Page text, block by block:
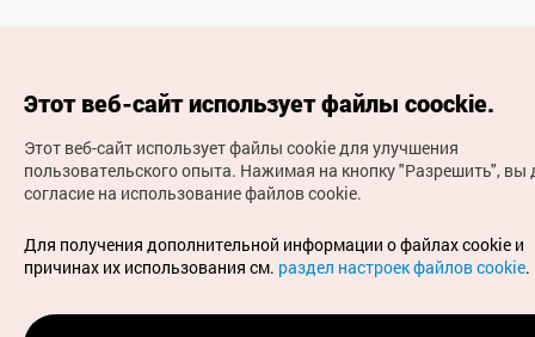
(с) Национальная организация туризма Кореи Все
права защищены
Для извещения об ошибках и проблемах, связанных с
работой веб-сайта, направляйте ваши запросы на
официальный адрес электронной почты
Этот веб-сайт использует файлы coockie.
Этот веб-сайт использует файлы cookie для улучшения
пользовательского опыта. Нажимая на кнопку "Разрешить", вы
согласие на использование файлов cookie.
Для получения дополнительной информации о файлах cookie и
причинах их использования см. раздел настроек файлов cookie.